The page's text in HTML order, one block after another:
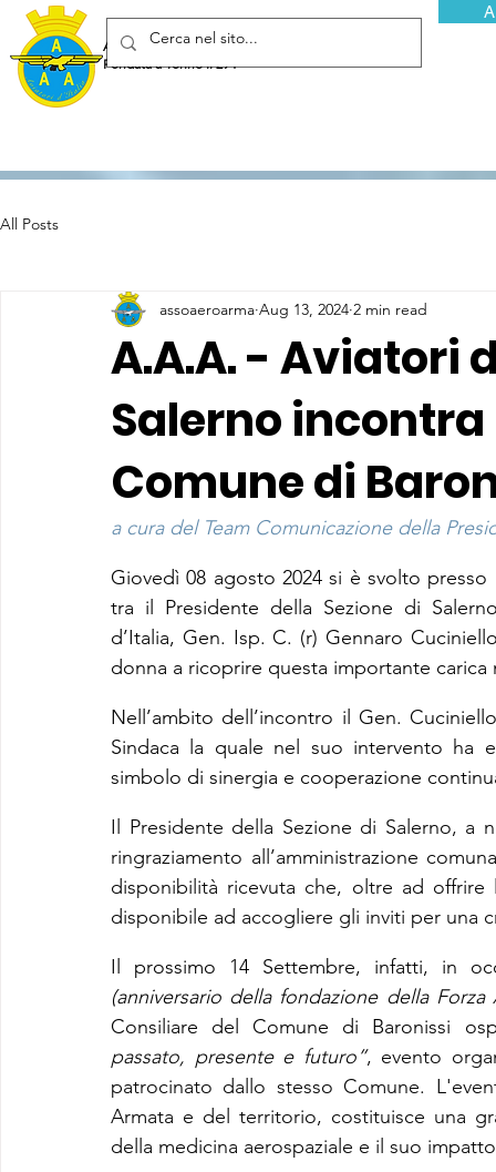
Associazione Arma Aeronautica - Aviatori d'Italia ETS
Fondata a Torino il 29 febbraio 1952
All Posts
A.A.A. - Aviatori
Salerno
Comune di
assoaeroarma Aug 13, 2024 2 min read
a cura del Team Comunicazione della
Giovedì 08 agosto 2024 si è svolto
tra il Presidente della Sezione di
d’Italia, Gen. Isp. C. (r) Gennaro
donna a ricoprire questa importante carica
Nell’ambito dell’incontro il Gen.
Sindaca la quale nel suo intervento ha
simbolo di sinergia e cooperazione
Il Presidente della Sezione di Salerno,
ringraziamento all’amministrazione
disponibilità ricevuta che, oltre ad offrire
disponibile ad accogliere gli inviti per una
I
(anniversario della fondazione della
Consiliare del Comune di Baronissi
passato, presente e futuro”, evento
patrocinato dallo stesso Comune.
Armata e del territorio, costituisce una
della medicina aerospaziale e il suo